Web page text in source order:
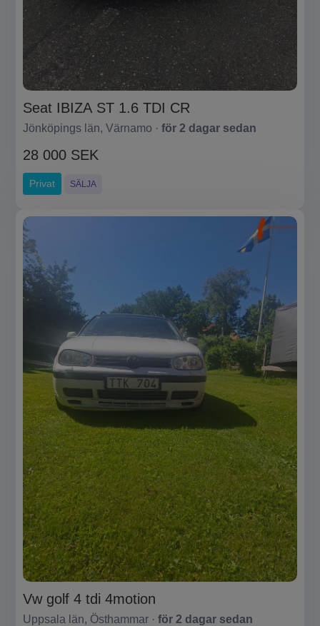
Seat IBIZA ST 1.6 TDI CR
Jönköpings län, Värnamo · för 2 dagar sedan
28 000 SEK
Privat SÄLJA
Vw golf 4 tdi 4motion
Uppsala län, Östhammar · för 2 dagar sedan